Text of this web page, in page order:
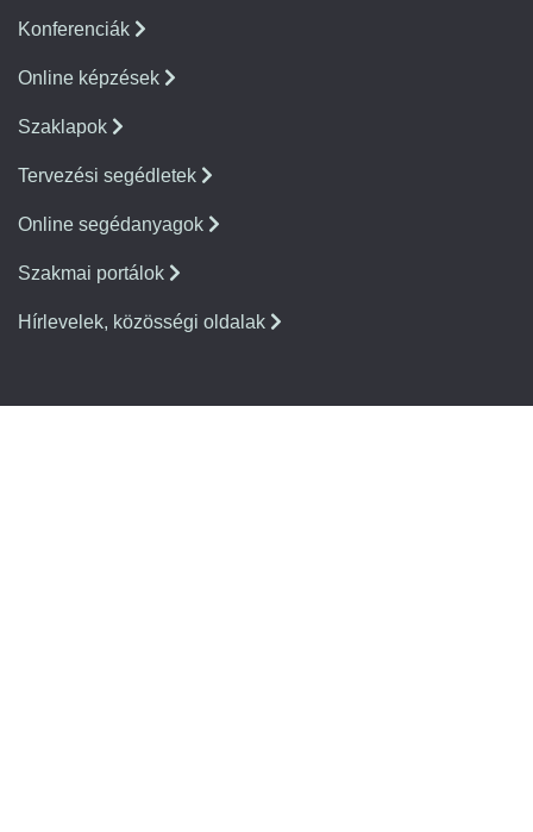
Konferenciák
Online képzések
Szaklapok
Tervezési segédletek
Online segédanyagok
Szakmai portálok
Hírlevelek, közösségi oldalak